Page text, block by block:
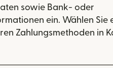
sowie Bank- oder
ein. Wählen Sie
Zahlungsmethoden in